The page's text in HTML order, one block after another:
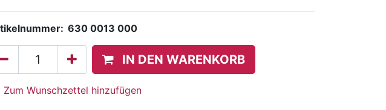
630 0013 000
IN DEN WARENKORB
Zum Wunschzettel hinzufügen